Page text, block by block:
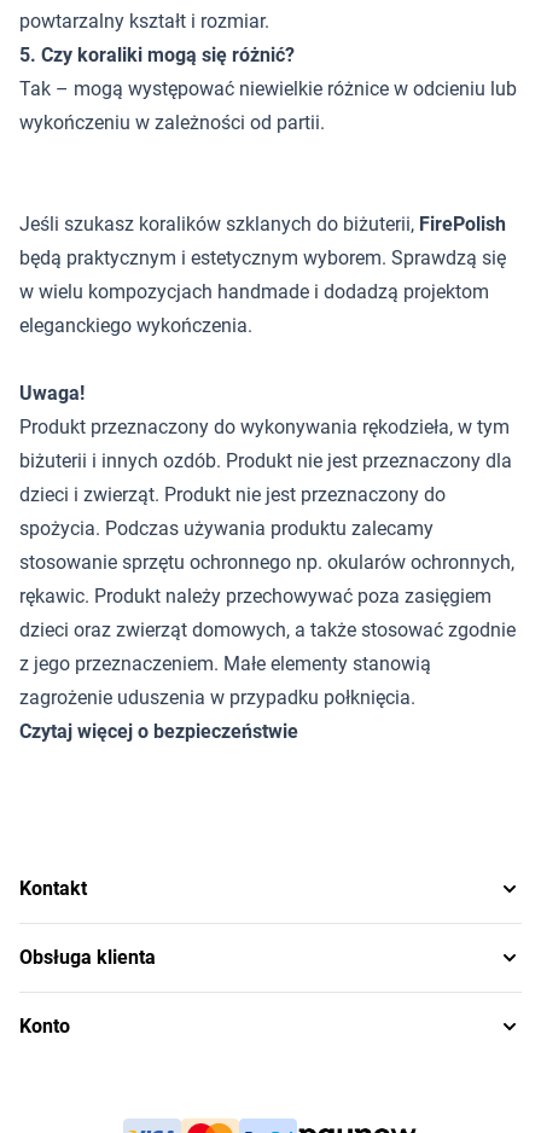
powtarzalny kształt i rozmiar.
5. Czy koraliki mogą się różnić?
Tak – mogą występować niewielkie różnice w odcieniu lub
wykończeniu w zależności od partii.
Jeśli szukasz koralików szklanych do biżuterii, FirePolish
będą praktycznym i estetycznym wyborem. Sprawdzą się
w wielu kompozycjach handmade i dodadzą projektom
eleganckiego wykończenia.
Uwaga!
Produkt przeznaczony do wykonywania rękodzieła, w tym
biżuterii i innych ozdób. Produkt nie jest przeznaczony dla
dzieci i zwierząt. Produkt nie jest przeznaczony do
spożycia. Podczas używania produktu zalecamy
stosowanie sprzętu ochronnego np. okularów ochronnych,
rękawic. Produkt należy przechowywać poza zasięgiem
dzieci oraz zwierząt domowych, a także stosować zgodnie
z jego przeznaczeniem. Małe elementy stanowią
zagrożenie uduszenia w przypadku połknięcia.
Czytaj więcej o bezpieczeństwie
Kontakt
Obsługa klienta
Konto